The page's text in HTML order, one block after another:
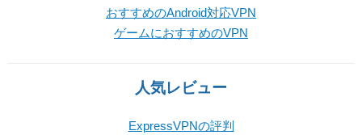
おすすめのAndroid対応VPN
ゲームにおすすめのVPN
人気レビュー
ExpressVPNの評判